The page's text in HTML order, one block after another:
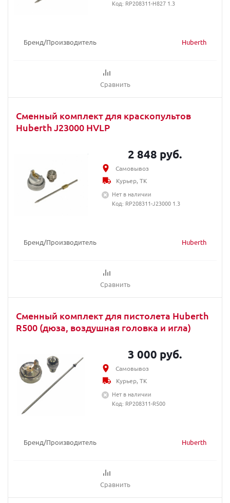
Бренд/Производитель Huberth
Сравнить
Код: RP208311-H827 1.3
Сменный комплект для краскопультов
Huberth J23000 HVLP
Бренд/Производитель Huberth
Сравнить
2 848 руб.
Самовывоз
Курьер, ТК
Нет в наличии
Код: RP208311-J23000 1.3
Сменный комплект для пистолета Huberth
R500 (дюза, воздушная головка и игла)
Бренд/Производитель Huberth
Сравнить
3 000 руб.
Самовывоз
Курьер, ТК
Нет в наличии
Код: RP208311-R500